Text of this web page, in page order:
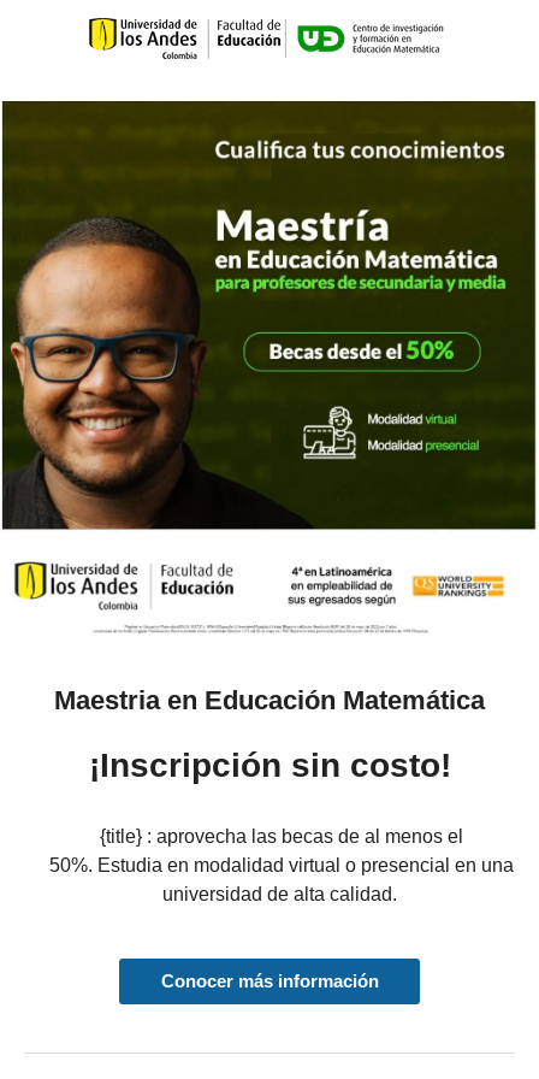
Maestria en Educación Matemática
¡Inscripción sin costo!
{title} : aprovecha las becas de al menos el
50%. Estudia en modalidad virtual o presencial en una
universidad de alta calidad.
Conocer más información